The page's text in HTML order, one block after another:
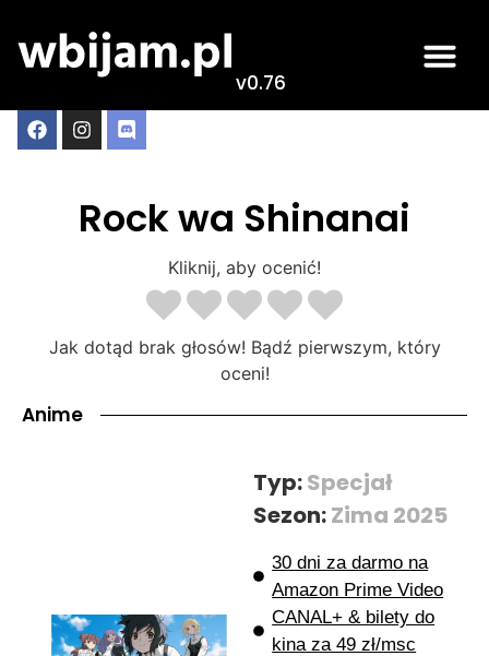
v0.76
Rock wa Shinanai
Kliknij, aby ocenić!
Jak dotąd brak głosów! Bądź pierwszym, który
oceni!
Anime
Typ:Specjał
Sezon:Zima 2025
30 dni za darmo na
Amazon Prime Video
CANAL+ & bilety do
kina za 49 zł/msc